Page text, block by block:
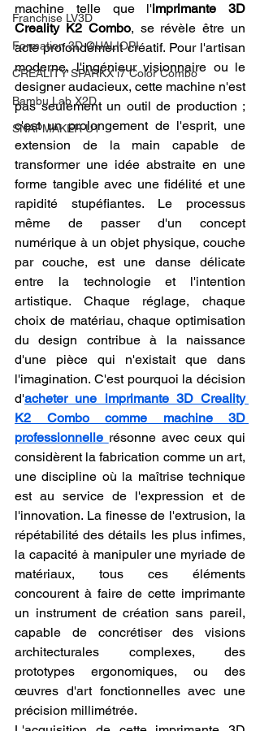
Franchise LV3D
Formation 3D QUALIOPI
CREALITY SPARKX i7 Color Combo
Bambu Lab X2D
SNAPMAKER U1
machine telle que l'imprimante 3D
Creality K2 Combo, se révèle être un
acte profondément créatif. Pour l'artisan
moderne, l'ingénieur visionnaire ou le
designer audacieux, cette machine n'est
pas seulement un outil de production ;
c'est un prolongement de l'esprit, une
extension de la main capable de
transformer une idée abstraite en une
forme tangible avec une fidélité et une
rapidité stupéfiantes. Le processus
même de passer d'un concept
numérique à un objet physique, couche
par couche, est une danse délicate
entre la technologie et l'intention
artistique. Chaque réglage, chaque
choix de matériau, chaque optimisation
du design contribue à la naissance
d'une pièce qui n'existait que dans
l'imagination. C'est pourquoi la décision
d'acheter une imprimante 3D Creality
K2 Combo comme machine 3D
professionnelle résonne avec ceux qui
considèrent la fabrication comme un art,
une discipline où la maîtrise technique
est au service de l'expression et de
l'innovation. La finesse de l'extrusion, la
répétabilité des détails les plus infimes,
la capacité à manipuler une myriade de
matériaux, tous ces éléments
concourent à faire de cette imprimante
un instrument de création sans pareil,
capable de concrétiser des visions
architecturales complexes, des
prototypes ergonomiques, ou des
œuvres d'art fonctionnelles avec une
précision millimétrée.